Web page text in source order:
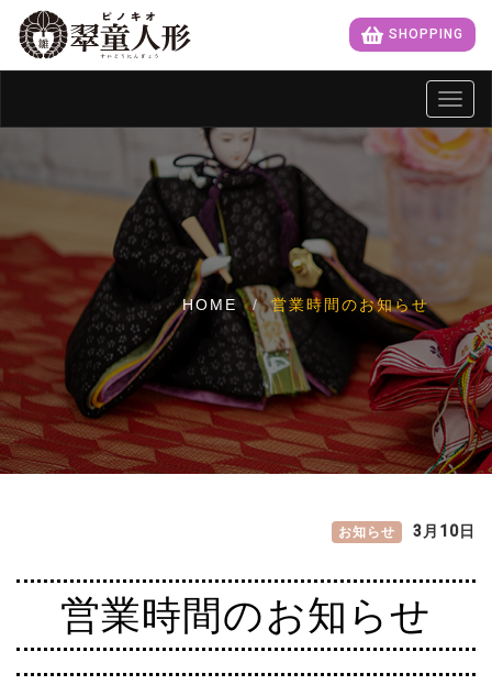
SHOPPING
HOME 営業時間のお知らせ
3月10日
営業時間のお知らせ